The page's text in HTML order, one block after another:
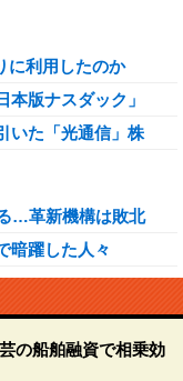
に利用したのか
版ナスダック」
いた「光通信」株
…革新機構は敗北
暗躍した人々
の船舶融資で相乗効